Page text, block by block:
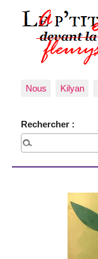
Nous Kilyan
Rechercher :